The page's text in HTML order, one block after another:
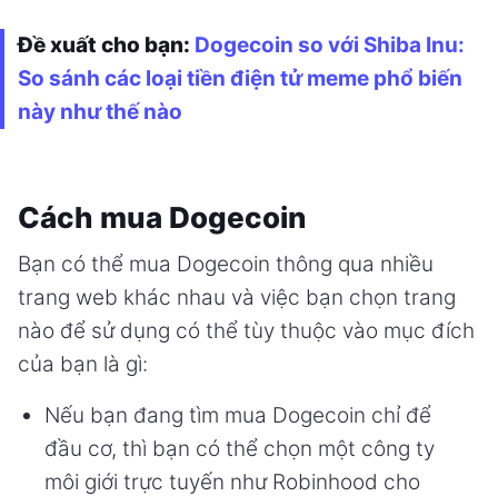
Đề xuất cho bạn: Dogecoin so với Shiba Inu:
So sánh các loại tiền điện tử meme phổ biến
này như thế nào
Cách mua Dogecoin
Bạn có thể mua Dogecoin thông qua nhiều
trang web khác nhau và việc bạn chọn trang
nào để sử dụng có thể tùy thuộc vào mục đích
của bạn là gì:
Nếu bạn đang tìm mua Dogecoin chỉ để
đầu cơ, thì bạn có thể chọn một công ty
môi giới trực tuyến như Robinhood cho